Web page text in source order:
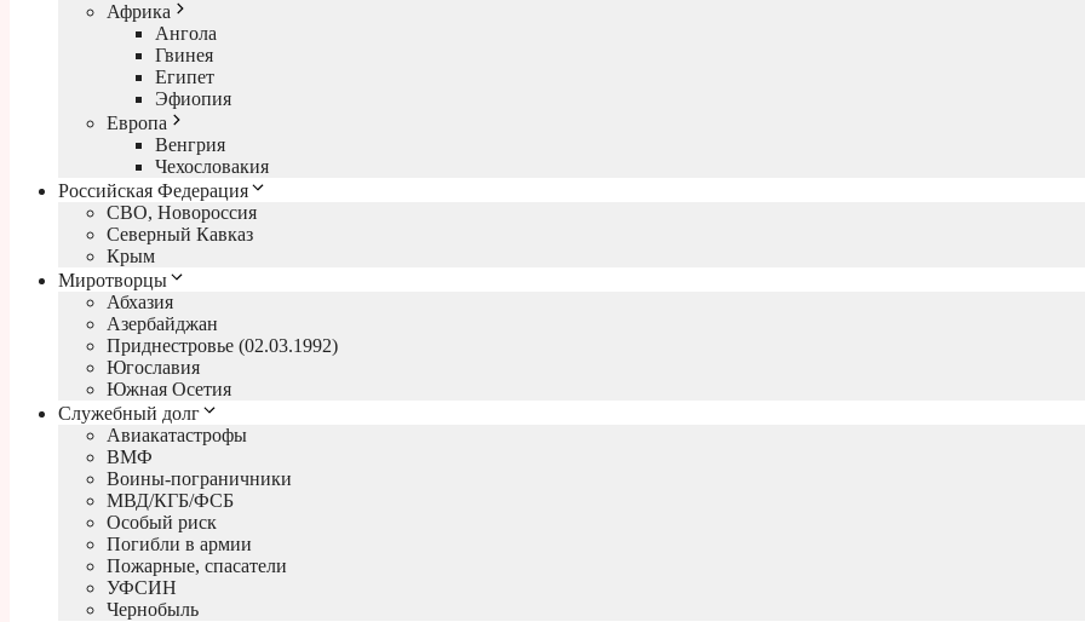
Африка
Ангола
Гвинея
Египет
Эфиопия
Европа
Венгрия
Чехословакия
Российская Федерация
СВО, Новороссия
Северный Кавказ
Крым
Миротворцы
Абхазия
Азербайджан
Приднестровье (02.03.1992)
Югославия
Южная Осетия
Служебный долг
Авиакатастрофы
ВМФ
Воины-пограничники
МВД/КГБ/ФСБ
Особый риск
Погибли в армии
Пожарные, спасатели
УФСИН
Чернобыль